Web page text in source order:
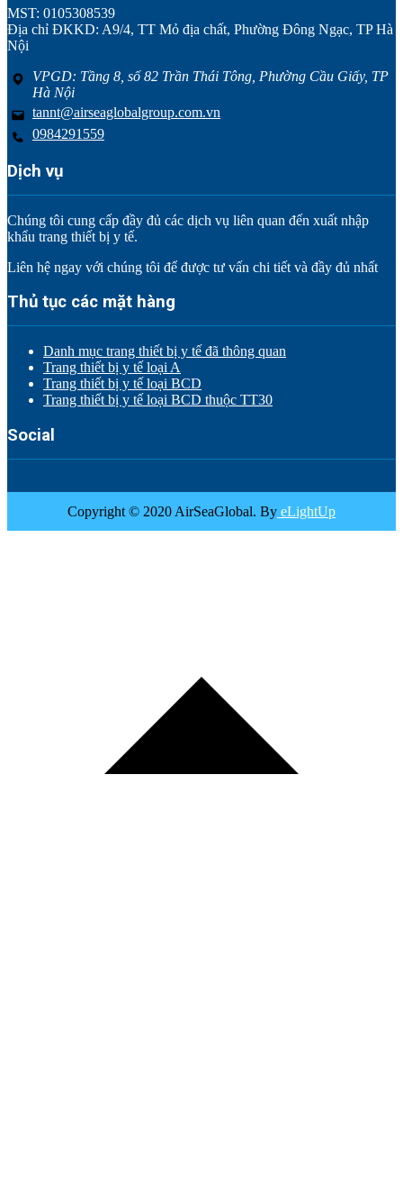
MST: 0105308539
Địa chỉ ĐKKD: A9/4, TT Mỏ địa chất, Phường Đông Ngạc, TP Hà
Nội
VPGD: Tầng 8, số 82 Trần Thái Tông, Phường Cầu Giấy, TP
Hà Nội
tannt@airseaglobalgroup.com.vn
0984291559
Dịch vụ
Chúng tôi cung cấp đầy đủ các dịch vụ liên quan đến xuất nhập
khẩu trang thiết bị y tế.
Liên hệ ngay với chúng tôi để được tư vấn chi tiết và đầy đủ nhất
Thủ tục các mặt hàng
Danh mục trang thiết bị y tế đã thông quan
Trang thiết bị y tế loại A
Trang thiết bị y tế loại BCD
Trang thiết bị y tế loại BCD thuộc TT30
Social
Copyright © 2020 AirSeaGlobal. By eLightUp